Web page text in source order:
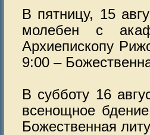
В пятницу, 15
молебен с
Архиепископу
9:00 –
В субботу 16
всенощное
Божественная